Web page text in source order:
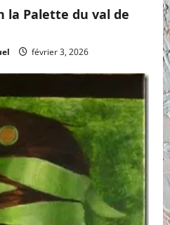
la Palette du val de
février 3, 2026